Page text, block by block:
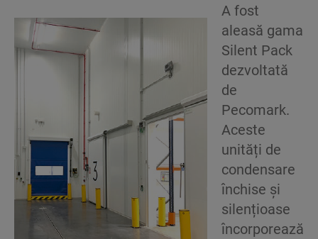
A fost
aleasă gama
Silent Pack
dezvoltată
de
Pecomark.
Aceste
unități de
condensare
închise și
silențioase
încorporează